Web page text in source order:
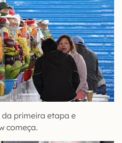
da primeira etapa e
começa.